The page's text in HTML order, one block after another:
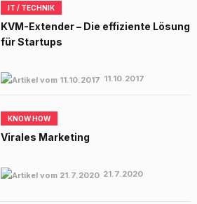
IT / TECHNIK
KVM-Extender – Die effiziente Lösung
für Startups
11.10.2017
KNOW HOW
Virales Marketing
21.7.2020